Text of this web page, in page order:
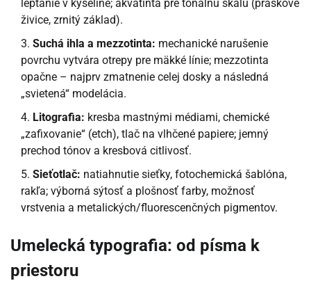
leptanie v kyseline; akvatinta pre tonálnu škálu (práškové
živice, zrnitý základ).
Suchá ihla a mezzotinta: mechanické narušenie
povrchu vytvára otrepy pre mäkké línie; mezzotinta
opačne – najprv zmatnenie celej dosky a následná
„svietená“ modelácia.
Litografia: kresba mastnými médiami, chemické
„zafixovanie“ (etch), tlač na vlhčené papiere; jemný
prechod tónov a kresbová citlivosť.
Sieťotlač: natiahnutie sieťky, fotochemická šablóna,
rakľa; výborná sýtosť a plošnosť farby, možnosť
vrstvenia a metalických/fluorescenčných pigmentov.
Umelecká typografia: od písma k
priestoru